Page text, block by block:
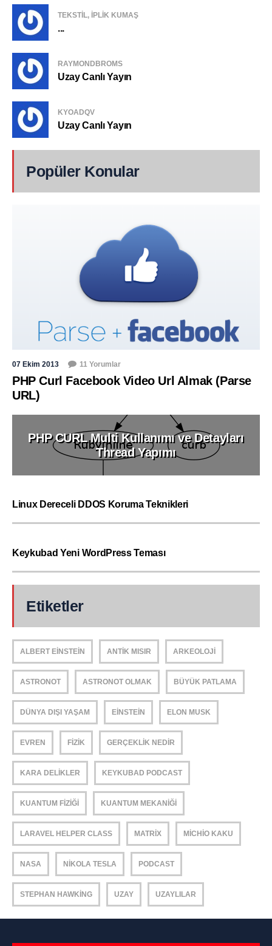
TEKSTIL, IPLIK KUMAŞ
...
RAYMONDBROMS
Uzay Canlı Yayın
KYOADQV
Uzay Canlı Yayın
Popüler Konular
07 Ekim 2013 11 Yorumlar
PHP Curl Facebook Video Url Almak (Parse
URL)
PHP CURL Multi Kullanımı ve Detayları
Thread Yapımı
Linux Dereceli DDOS Koruma Teknikleri
Keykubad Yeni WordPress Teması
Etiketler
ALBERT EINSTEIN ANTIK MISIR ARKEOLOJI
ASTRONOT ASTRONOT OLMAK BÜYÜK PATLAMA
DÜNYA DIŞI YAŞAM EINSTEIN ELON MUSK
EVREN FIZIK GERÇEKLIK NEDIR
KARA DELIKLER KEYKUBAD PODCAST
KUANTUM FIZIĞI KUANTUM MEKANIĞI
LARAVEL HELPER CLASS MATRIX MICHIO KAKU
NASA NIKOLA TESLA PODCAST
STEPHAN HAWKING UZAY UZAYLILAR